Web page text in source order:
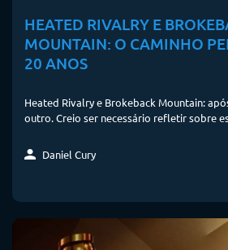
HEATED RIVALRY E
MOUNTAIN: O CAMINHO
20 ANOS
Heated Rivalry e Brokeback Mountain:
outro. Creio ser necessário refletir sobre
Daniel Cury